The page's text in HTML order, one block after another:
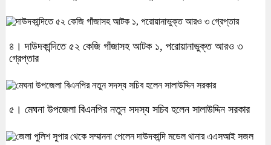
৪। দাউদকান্দিতে ৫২ কেজি গাঁজাসহ আটক ১, পরোয়ানাভুক্ত আরও ৩
গ্রেপ্তার
৫। মেঘনা উপজেলা বিএনপির নতুন সদস্য সচিব হলেন সালাউদ্দিন সরকার